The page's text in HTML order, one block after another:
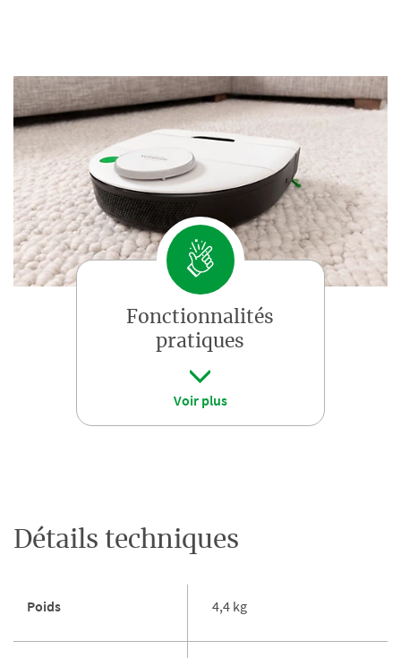
Fonctionnalités
pratiques
Voir plus
Détails techniques
Poids 4,4 kg